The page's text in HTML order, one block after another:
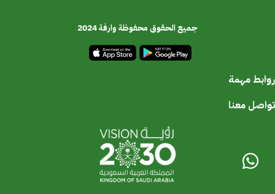
جميع الحقوق محفوظة وارفة 2024
روابط مهمة
تواصل معنا